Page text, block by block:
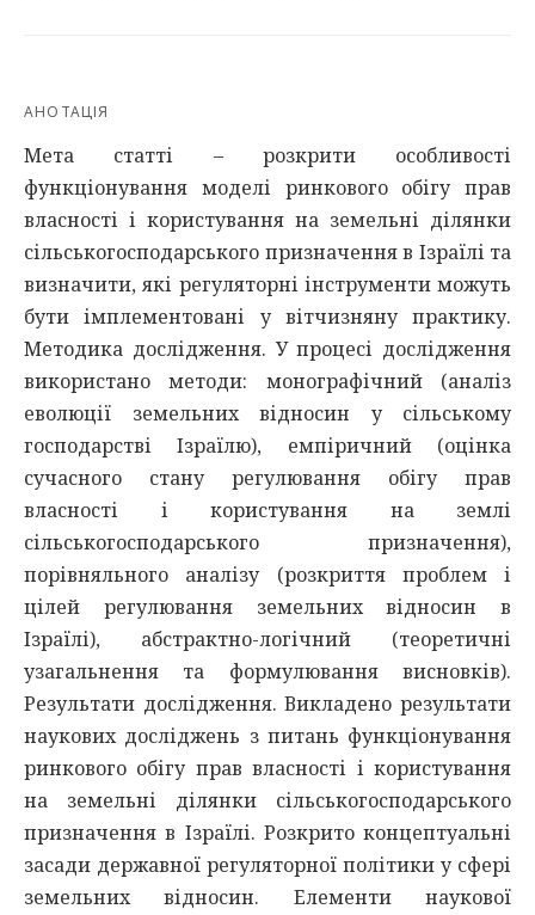
АНОТАЦІЯ
Мета статті – розкрити особливості
функціонування моделі ринкового обігу прав
власності і користування на земельні ділянки
сільськогосподарського призначення в Ізраїлі та
визначити, які регуляторні інструменти можуть
бути імплементовані у вітчизняну практику.
Методика дослідження. У процесі дослідження
використано методи: монографічний (аналіз
еволюції земельних відносин у сільському
господарстві Ізраїлю), емпіричний (оцінка
сучасного стану регулювання обігу прав
власності і користування на землі
сільськогосподарського призначення),
порівняльного аналізу (розкриття проблем і
цілей регулювання земельних відносин в
Ізраїлі), абстрактно-логічний (теоретичні
узагальнення та формулювання висновків).
Результати дослідження. Викладено результати
наукових досліджень з питань функціонування
ринкового обігу прав власності і користування
на земельні ділянки сільськогосподарського
призначення в Ізраїлі. Розкрито концептуальні
засади державної регуляторної політики у сфері
земельних відносин. Елементи наукової